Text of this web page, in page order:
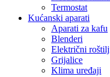
Termostat
Kućanski aparati
Aparati za kafu
Blenderi
Električni
Grijalice
Klima uređaji